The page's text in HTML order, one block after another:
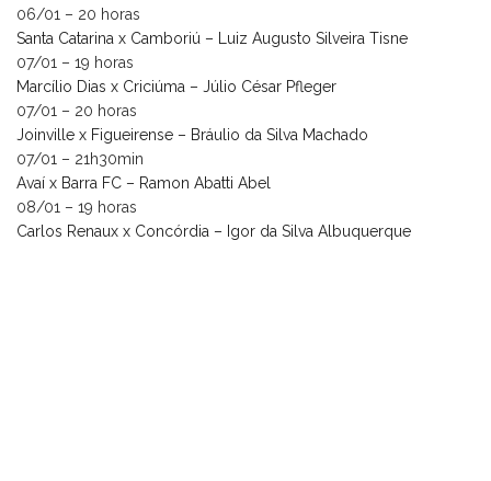
06/01 – 20 horas
Santa Catarina x Camboriú – Luiz Augusto Silveira Tisne
07/01 – 19 horas
Marcílio Dias x Criciúma – Júlio César Pfleger
07/01 – 20 horas
Joinville x Figueirense – Bráulio da Silva Machado
07/01 – 21h30min
Avaí x Barra FC – Ramon Abatti Abel
08/01 – 19 horas
Carlos Renaux x Concórdia – Igor da Silva Albuquerque